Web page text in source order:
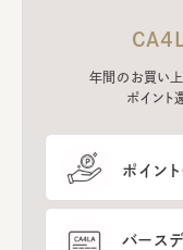
年間のお買い
ポイント
ポイン
バース